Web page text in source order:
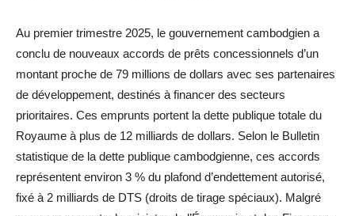
Au premier trimestre 2025, le gouvernement cambodgien a
conclu de nouveaux accords de prêts concessionnels d’un
montant proche de 79 millions de dollars avec ses partenaires
de développement, destinés à financer des secteurs
prioritaires. Ces emprunts portent la dette publique totale du
Royaume à plus de 12 milliards de dollars. Selon le Bulletin
statistique de la dette publique cambodgienne, ces accords
représentent environ 3 % du plafond d’endettement autorisé,
fixé à 2 milliards de DTS (droits de tirage spéciaux). Malgré